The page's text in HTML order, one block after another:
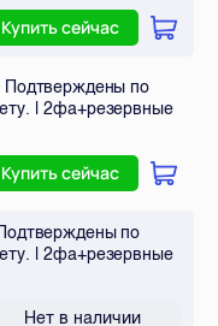
Купить сейчас
Подтверждены по
| 2фа+резервные
Купить сейчас
по
| 2фа+резервные
Нет в наличии